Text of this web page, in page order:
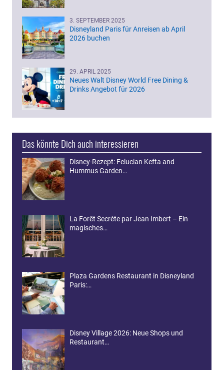
3. SEPTEMBER 2025
Disneyland Paris für Anreisen ab April
2026 buchen
29. APRIL 2025
Neues Walt Disney World Free Dining &
Drinks Angebot für 2026
Das könnte Dich auch interessieren
Disney-Rezept: Felucian Kefta and
Hummus Garden…
La Forêt Secrète par Jean Imbert – Ein
magisches…
Plaza Gardens Restaurant in Disneyland
Paris:…
Disney Village 2026: Neue Shops und
Restaurant…